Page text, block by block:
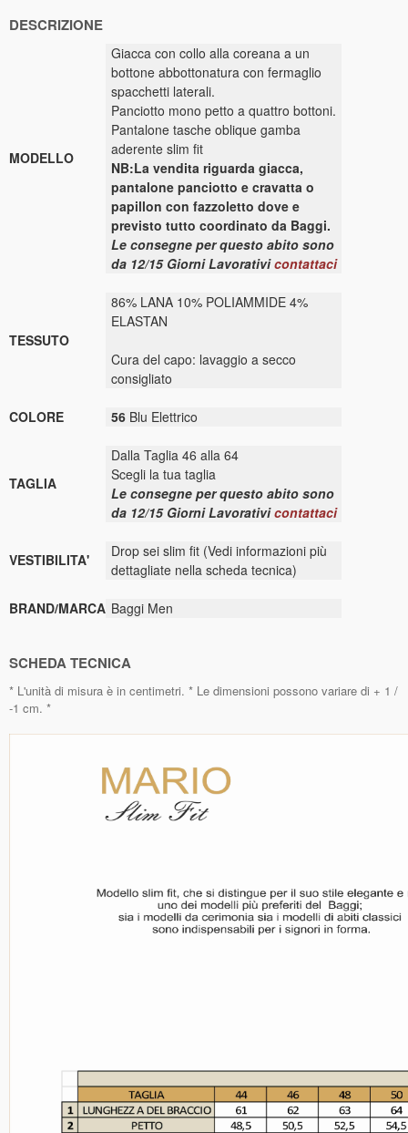
DESCRIZIONE
MODELLO
Giacca con collo alla coreana a un
bottone abbottonatura con fermaglio
spacchetti laterali.
Panciotto mono petto a quattro bottoni.
Pantalone tasche oblique gamba
aderente slim fit
NB:La vendita riguarda giacca,
pantalone panciotto e cravatta o
papillon con fazzoletto dove e
previsto tutto coordinato da Baggi.
Le consegne per questo abito sono
da 12/15 Giorni Lavorativicontattaci
TESSUTO
86% LANA 10% POLIAMMIDE 4%
ELASTAN
Cura del capo: lavaggio a secco
consigliato
COLORE 56 Blu Elettrico
TAGLIA
Dalla Taglia 46 alla 64
Scegli la tua taglia
Le consegne per questo abito sono
da 12/15 Giorni Lavorativicontattaci
VESTIBILITA'
Drop sei slim fit (Vedi informazioni più
dettagliate nella scheda tecnica)
BRAND/MARCA Baggi Men
SCHEDA TECNICA
* L'unità di misura è in centimetri. * Le dimensioni possono variare di + 1 /
-1 cm. *